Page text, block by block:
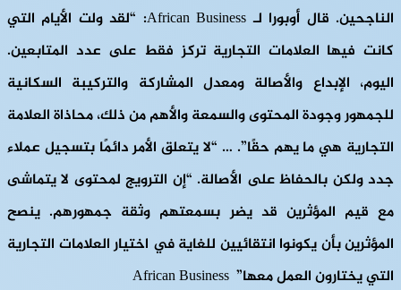
الناجحين. قال أوبورا لـ African Business: “لقد ولت الأيام التي
كانت فيها العلامات التجارية تركز فقط على عدد المتابعين.
اليوم، الإبداع والأصالة ومعدل المشاركة والتركيبة السكانية
للجمهور وجودة المحتوى والسمعة والأهم من ذلك، محاذاة العلامة
التجارية هي ما يهم حقًا”. … “لا يتعلق الأمر دائمًا بتسجيل عملاء
جدد ولكن بالحفاظ على الأصالة. “إن الترويج لمحتوى لا يتماشى
مع قيم المؤثرين قد يضر بسمعتهم وثقة جمهورهم. ينصح
المؤثرين بأن يكونوا انتقائيين للغاية في اختيار العلامات التجارية
التي يختارون العمل معها” African Business